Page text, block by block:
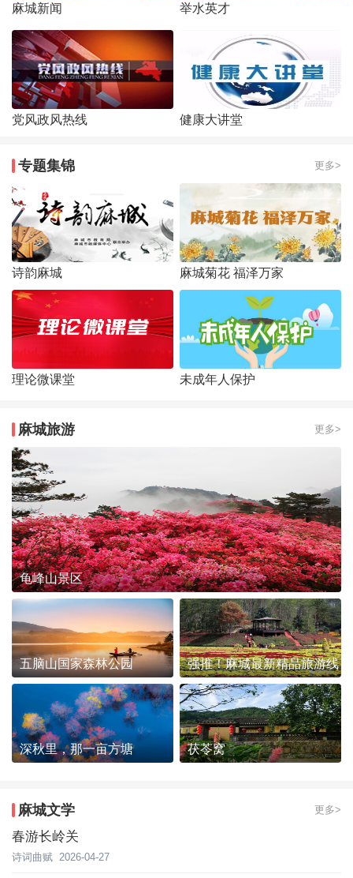
麻城新闻 举水英才
党风政风热线 健康大讲堂
专题集锦 更多>
诗韵麻城 麻城菊花 福泽万家
理论微课堂 未成年人保护
麻城旅游 更多>
龟峰山景区
五脑山国家森林公园 强推！麻城最新精品旅游线
路发布~
深秋里，那一亩方塘 茯苓窝
麻城文学 更多>
春游长岭关
诗词曲赋 2026-04-27